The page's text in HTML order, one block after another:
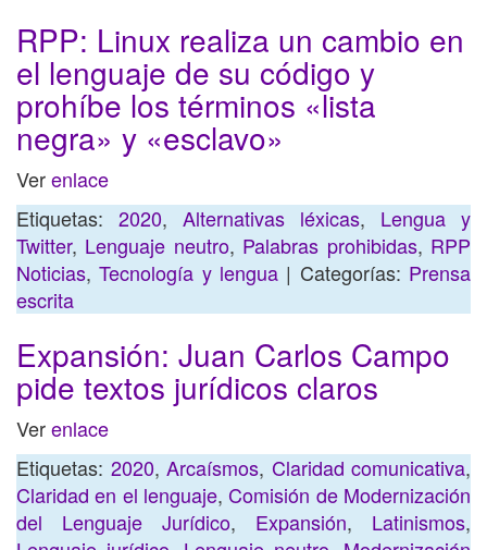
RPP: Linux realiza un cambio en
el lenguaje de su código y
prohíbe los términos «lista
negra» y «esclavo»
Verenlace
Etiquetas: 2020, Alternativas léxicas, Lengua y
Twitter, Lenguaje neutro, Palabras prohibidas, RPP
Noticias,Tecnología y lengua | Categorías: Prensa
escrita
Expansión: Juan Carlos Campo
pide textos jurídicos claros
Verenlace
Etiquetas: 2020, Arcaísmos, Claridad comunicativa,
Claridad en el lenguaje,Comisión de Modernización
del Lenguaje Jurídico, Expansión, Latinismos,